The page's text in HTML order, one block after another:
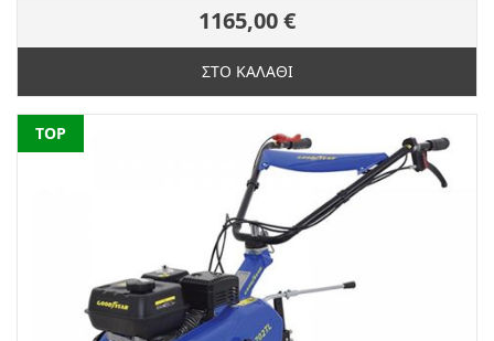
1165,00 €
ΣΤΟ ΚΑΛΑΘΙ
NEW
TOP